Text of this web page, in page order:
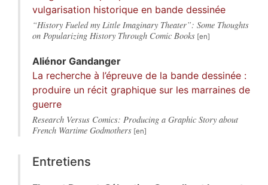
vulgarisation historique en bande dessinée
“History Fueled my Little Imaginary Theater”: Some Thoughts
on Popularizing History Through Comic Books
Aliénor Gandanger
La recherche à l’épreuve de la bande dessinée :
produire un récit graphique sur les marraines de
guerre
Research Versus Comics: Producing a Graphic Story about
French Wartime Godmothers
Entretiens